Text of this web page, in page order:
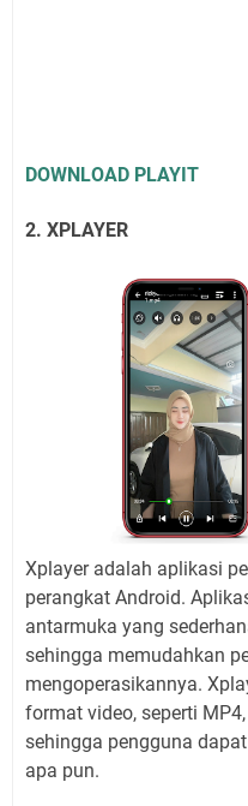
DOWNLOAD PLAYIT
2. XPLAYER
Xplayer adalah aplikasi
perangkat Android.
antarmuka yang
sehingga memudahkan
mengoperasikannya.
format video, seperti
sehingga pengguna
apa pun.